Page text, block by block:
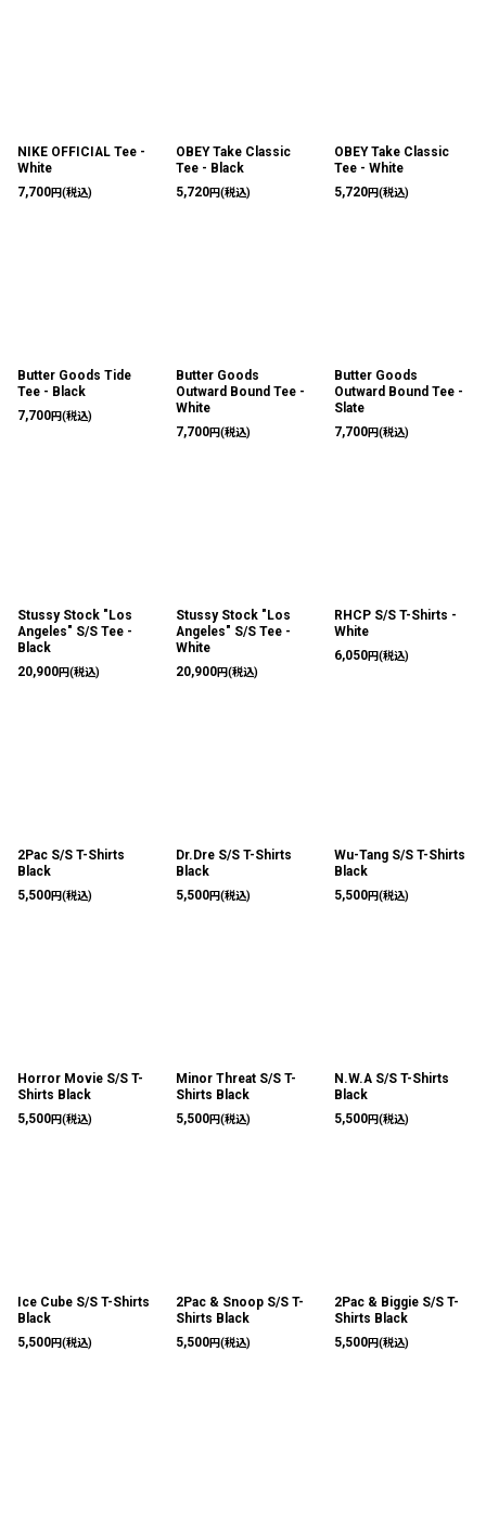
NIKE OFFICIAL Tee -
White
7,700円(税込)
OBEY Take Classic
Tee - Black
5,720円(税込)
OBEY Take Classic
Tee - White
5,720円(税込)
Butter Goods Tide
Tee - Black
7,700円(税込)
Butter Goods
Outward Bound Tee -
White
7,700円(税込)
Butter Goods
Outward Bound Tee -
Slate
7,700円(税込)
Stussy Stock "Los
Angeles" S/S Tee -
Black
20,900円(税込)
Stussy Stock "Los
Angeles" S/S Tee -
White
20,900円(税込)
RHCP S/S T-Shirts -
White
6,050円(税込)
2Pac S/S T-Shirts
Black
5,500円(税込)
Dr.Dre S/S T-Shirts
Black
5,500円(税込)
Wu-Tang S/S T-Shirts
Black
5,500円(税込)
Horror Movie S/S T-
Shirts Black
5,500円(税込)
Minor Threat S/S T-
Shirts Black
5,500円(税込)
N.W.A S/S T-Shirts
Black
5,500円(税込)
Ice Cube S/S T-Shirts
Black
5,500円(税込)
2Pac & Snoop S/S T-
Shirts Black
5,500円(税込)
2Pac & Biggie S/S T-
Shirts Black
5,500円(税込)